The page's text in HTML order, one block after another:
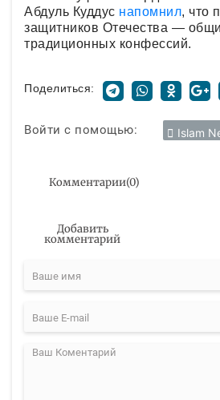
Абдуль Куддус напомнил, что
защитников Отечества —
традиционных конфессий.
Поделиться:
Войти с помощью: Islam
Комментарии(0)
Добавить
комментарий